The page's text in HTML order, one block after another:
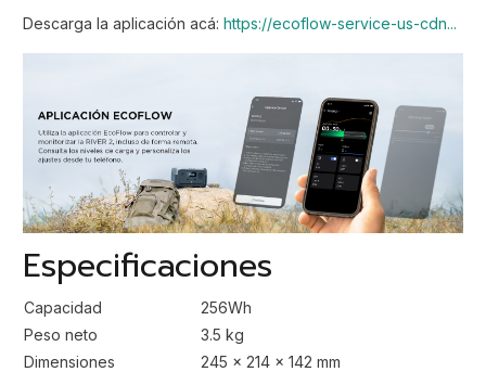
Descarga la aplicación acá: https://ecoflow-service-us-cdn...
Especificaciones
Capacidad
256Wh
Peso neto
3.5 kg
Dimensiones
245 x 214 x 142 mm